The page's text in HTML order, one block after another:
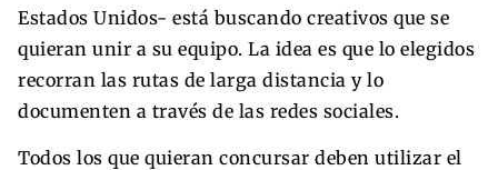
Estados Unidos- está buscando creativos que se
quieran unir a su equipo. La idea es que lo elegidos
recorran las rutas de larga distancia y lo
documenten a través de las redes sociales.
Todos los que quieran concursar deben utilizar el